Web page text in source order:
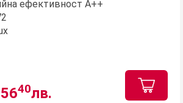
ефективност A++
40лв.